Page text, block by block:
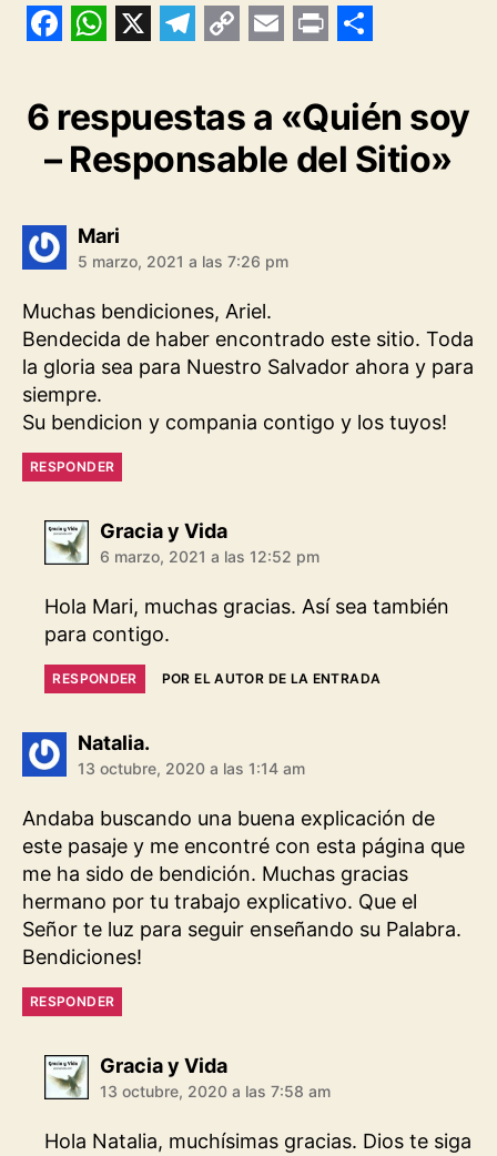
a
c
e
o
o
k
a
t
A
p
p
l
e
a
m
p
y
n
k
a
i
i
n
h
a
r
6 respuestas a «Quién soy
– Responsable del Sitio»
Mari
5 marzo, 2021 a las 7:26 pm
Muchas bendiciones, Ariel.
Bendecida de haber encontrado este sitio. Toda
la gloria sea para Nuestro Salvador ahora y para
siempre.
Su bendicion y compania contigo y los tuyos!
RESPONDER
Gracia y Vidadice:
6 marzo, 2021 a las 12:52 pm
Hola Mari, muchas gracias. Así sea también
para contigo.
RESPONDER POR EL AUTOR DE LA ENTRADA
Natalia.
13 octubre, 2020 a las 1:14 am
Andaba buscando una buena explicación de
este pasaje y me encontré con esta página que
me ha sido de bendición. Muchas gracias
hermano por tu trabajo explicativo. Que el
Señor te luz para seguir enseñando su Palabra.
Bendiciones!
RESPONDER
Gracia y Vidadice:
13 octubre, 2020 a las 7:58 am
Hola Natalia, muchísimas gracias. Dios te siga